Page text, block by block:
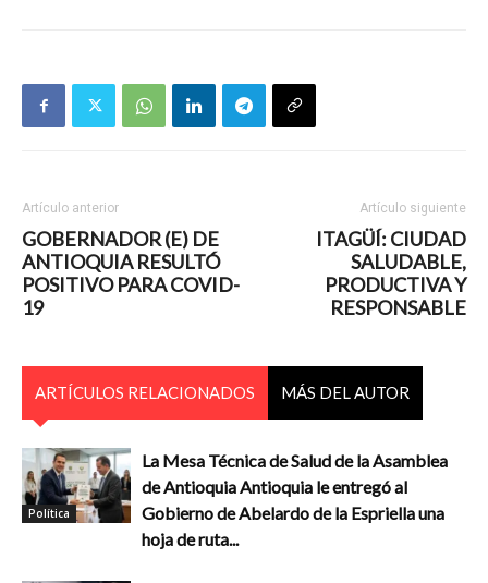
Artículo anterior
GOBERNADOR (E) DE
ANTIOQUIA RESULTÓ
POSITIVO PARA COVID-
19
Artículo siguiente
ITAGÜÍ: CIUDAD
SALUDABLE,
PRODUCTIVA Y
RESPONSABLE
ARTÍCULOS RELACIONADOS MÁS DEL AUTOR
Política
La Mesa Técnica de Salud de la Asamblea
de Antioquia Antioquia le entregó al
Gobierno de Abelardo de la Espriella una
hoja de ruta...